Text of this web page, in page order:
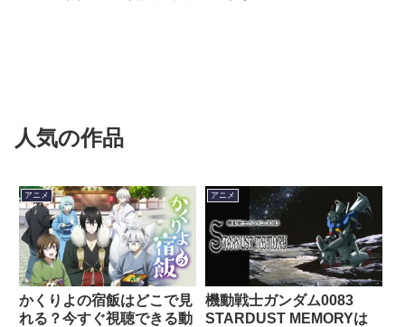
人気の作品
アニメ
かくりよの宿飯はどこで見
れる？今すぐ視聴できる動
アニメ
機動戦士ガンダム0083
STARDUST MEMORYは